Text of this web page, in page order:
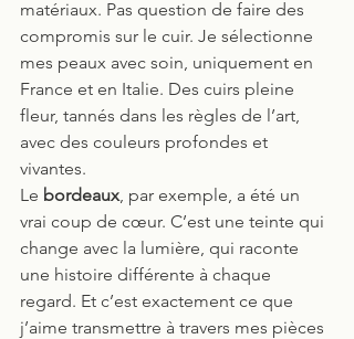
matériaux. Pas question de faire des
compromis sur le cuir. Je sélectionne
mes peaux avec soin, uniquement en
France et en Italie. Des cuirs pleine
fleur, tannés dans les règles de l’art,
avec des couleurs profondes et
vivantes.
Le bordeaux, par exemple, a été un
vrai coup de cœur. C’est une teinte qui
change avec la lumière, qui raconte
une histoire différente à chaque
regard. Et c’est exactement ce que
j’aime transmettre à travers mes pièces